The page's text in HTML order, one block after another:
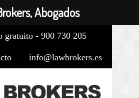
gratuito - 900 730 205
info@lawbrokers.es
Abogados